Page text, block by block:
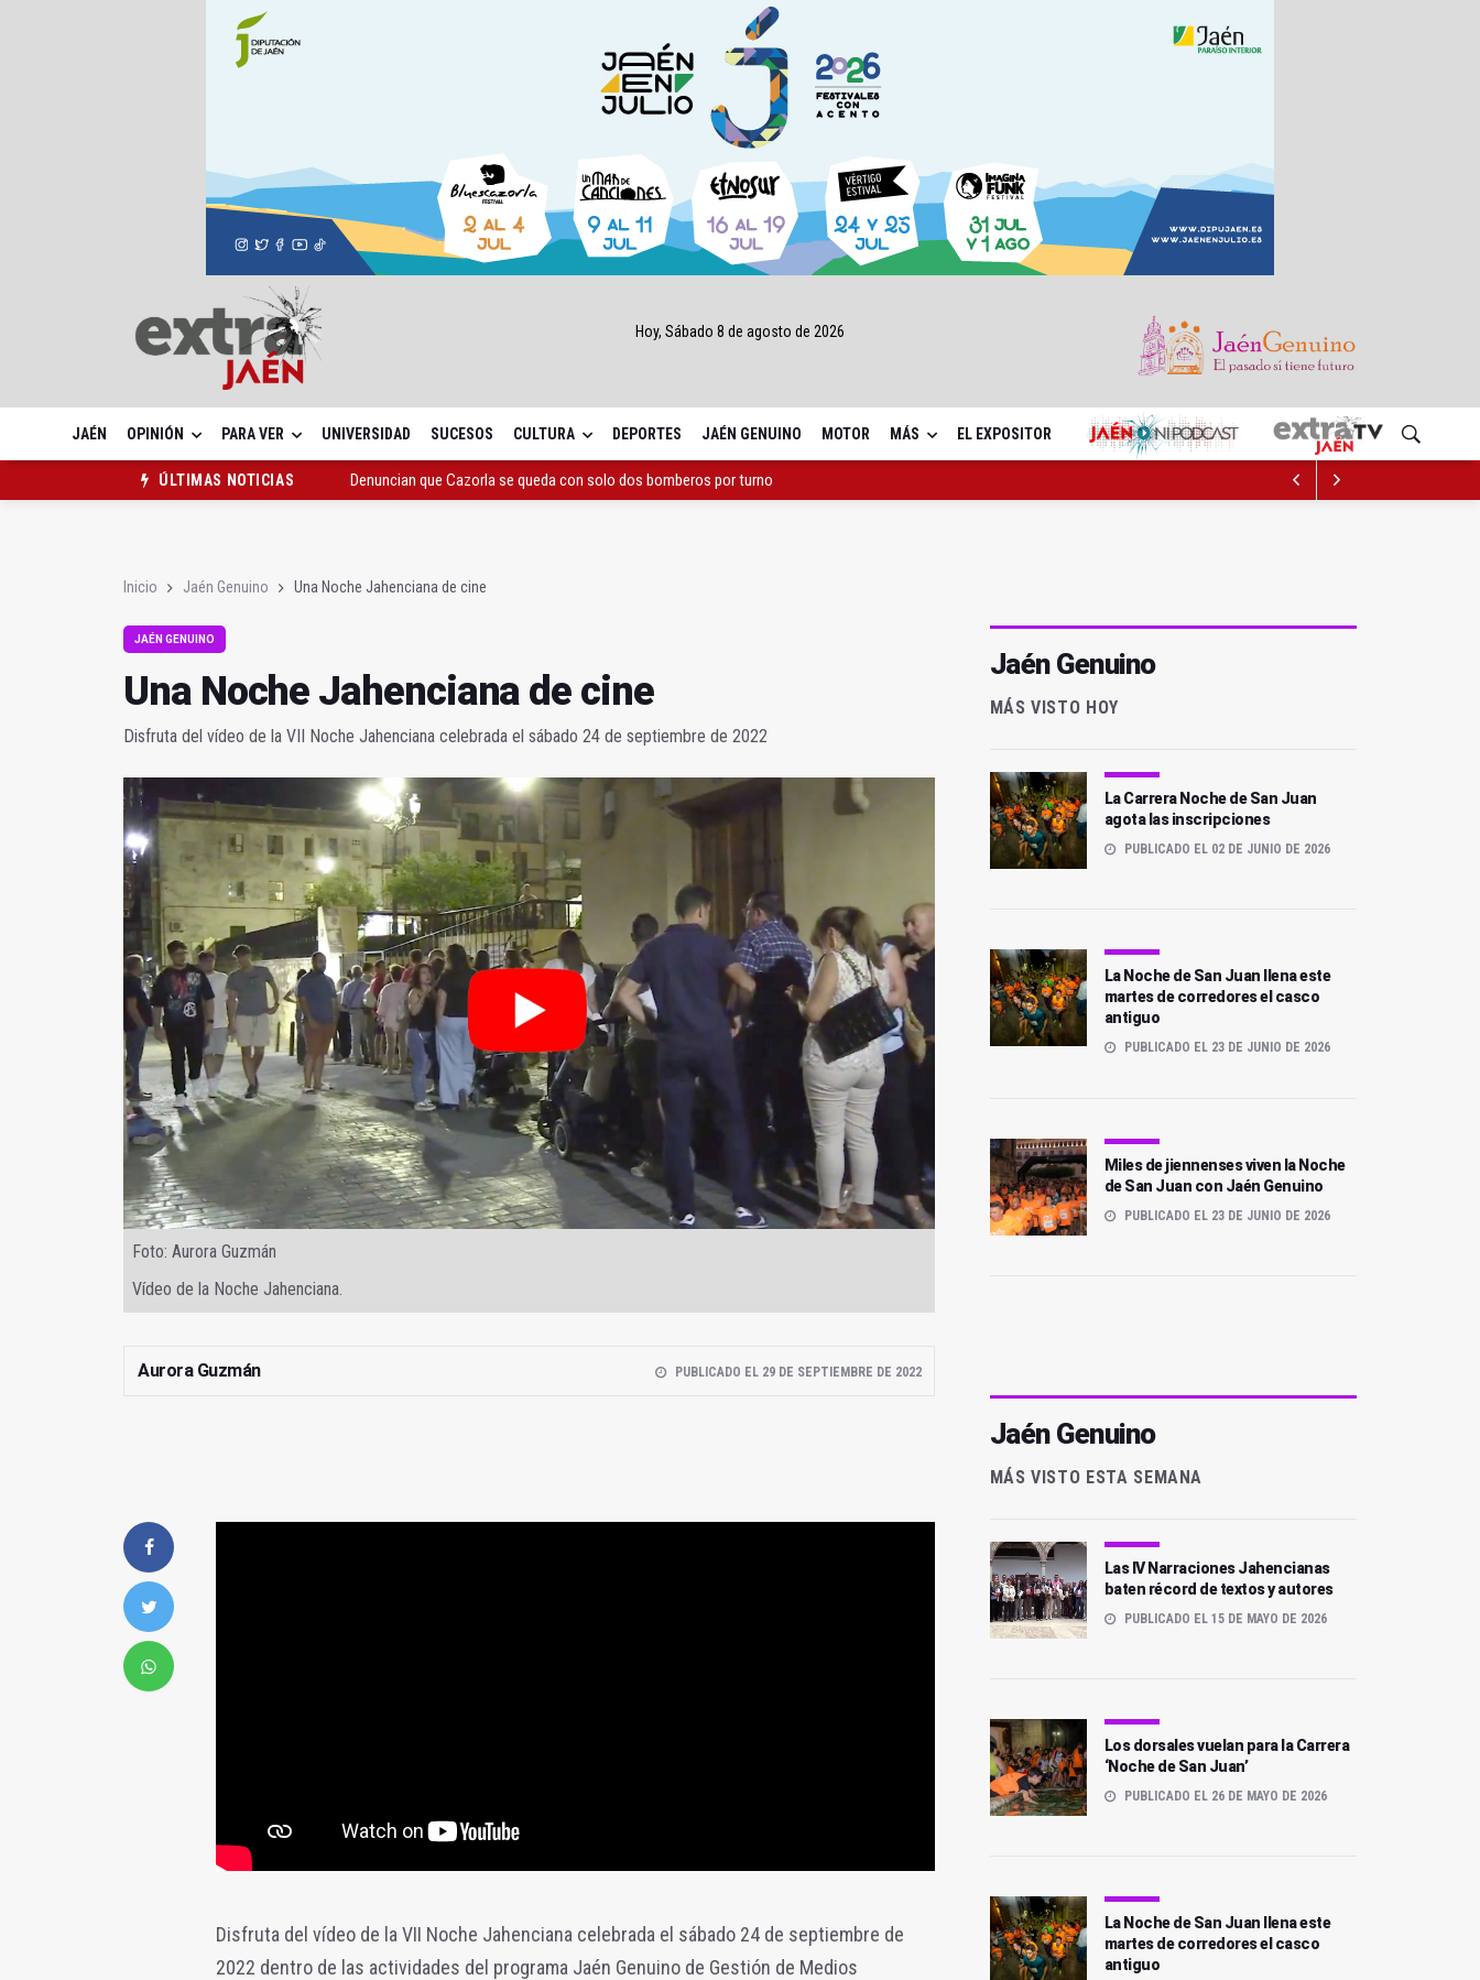
Hoy, Sábado 8 de agosto de 2026
JAÉN OPINIÓN PARA VER UNIVERSIDAD SUCESOS CULTURA DEPORTES JAÉN GENUINO MOTOR MÁS EL EXPOSITOR
ÚLTIMAS NOTICIAS
Denuncian que Cazorla se queda con solo dos bomberos por turno
Inicio Jaén Genuino Una Noche Jahenciana de cine
JAÉN GENUINO
Una Noche Jahenciana de cine
Disfruta del vídeo de la VII Noche Jahenciana celebrada el sábado 24 de septiembre de 2022
Foto: Aurora Guzmán
Vídeo de la Noche Jahenciana.
Aurora Guzmán PUBLICADO EL 29 DE SEPTIEMBRE DE 2022
Disfruta del vídeo de la VII Noche Jahenciana celebrada el sábado 24 de septiembre de
2022 dentro de las actividades del programa Jaén Genuino de Gestión de Medios
Jaén Genuino
MÁS VISTO HOY
La Carrera Noche de San Juan
agota las inscripciones
PUBLICADO EL 02 DE JUNIO DE 2026
La Noche de San Juan llena este
martes de corredores el casco
antiguo
PUBLICADO EL 23 DE JUNIO DE 2026
Miles de jiennenses viven la Noche
de San Juan con Jaén Genuino
PUBLICADO EL 23 DE JUNIO DE 2026
Jaén Genuino
MÁS VISTO ESTA SEMANA
Las IV Narraciones Jahencianas
baten récord de textos y autores
PUBLICADO EL 15 DE MAYO DE 2026
Los dorsales vuelan para la Carrera
‘Noche de San Juan’
PUBLICADO EL 26 DE MAYO DE 2026
La Noche de San Juan llena este
martes de corredores el casco
antiguo